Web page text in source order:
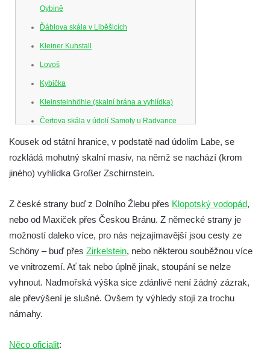
Oybině
Ďáblova skála v Liběšicích
Kleiner Kuhstall
Lovoš
Kybička
Kleinsteinhöhle (skalní brána a vyhlídka)
Čertova skála v údolí Samoty u Radvance
Skalní branka pod rozhlednou Čáp v
Teplických skalách
Schodiště pod rozhlednou Čáp v Teplických
Vyhlídka Lokomotiva v Teplických skalách
Kamenná brána v Broumovských stěnách
Vyhlídkové místo na cestě k vyhlídce
Koruna v Broumovských stěnách
Skalní útvar Čertovo sedlo v Broumovských
stěnách
Kousek od státní hranice, v podstatě nad údolím Labe, se
rozkládá mohutný skalní masiv, na němž se nachází (krom
jiného) vyhlídka Großer Zschirnstein.
Z české strany buď z Dolního Žlebu přes Klopotský vodopád,
nebo od Maxiček přes Českou Bránu. Z německé strany je
možností daleko více, pro nás nejzajímavější jsou cesty ze
Schöny – buď přes Zirkelstein, nebo některou souběžnou více
ve vnitrozemí. Ať tak nebo úplně jinak, stoupání se nelze
vyhnout. Nadmořská výška sice zdánlivě není žádný zázrak,
ale převýšení je slušné. Ovšem ty výhledy stojí za trochu
námahy.
Něco oficialit: